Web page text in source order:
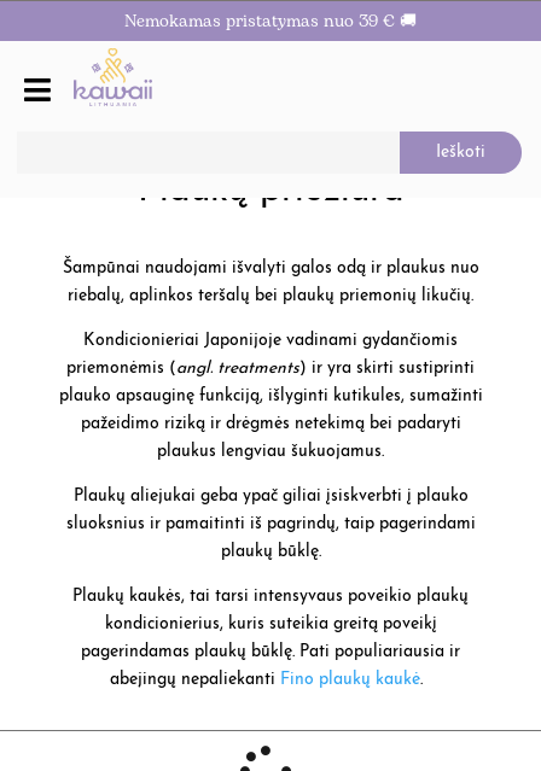
Nemokamas pristatymas nuo 39 € 🚚
Plaukų priežiūra
Šampūnai naudojami išvalyti galos odą ir plaukus nuo
riebalų, aplinkos teršalų bei plaukų priemonių likučių.
Kondicionieriai Japonijoje vadinami gydančiomis
priemonėmis (angl. treatments) ir yra skirti sustiprinti
plauko apsauginę funkciją, išlyginti kutikules, sumažinti
pažeidimo riziką ir drėgmės netekimą bei padaryti
plaukus lengviau šukuojamus.
Plaukų aliejukai geba ypač giliai įsiskverbti į plauko
sluoksnius ir pamaitinti iš pagrindų, taip pagerindami
plaukų būklę.
Plaukų kaukės, tai tarsi intensyvaus poveikio plaukų
kondicionierius, kuris suteikia greitą poveikį
pagerindamas plaukų būklę. Pati populiariausia ir
abejingų nepaliekanti Fino plaukų kaukė.